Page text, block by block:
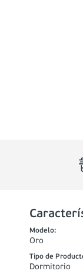
Modelo:
Oro
Tipo de
Dormitorio